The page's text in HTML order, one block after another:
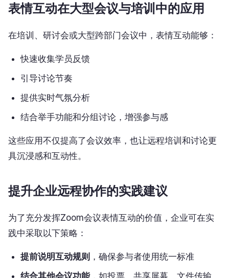
表情互动在大型会议与培训中的应用
在培训、研讨会或大型跨部门会议中，表情互动能够：
快速收集学员反馈
引导讨论节奏
提供实时气氛分析
结合举手功能和分组讨论，增强参与感
这些应用不仅提高了会议效率，也让远程培训和讨论更
具沉浸感和互动性。
提升企业远程协作的实践建议
为了充分发挥Zoom会议表情互动的价值，企业可在实
践中采取以下策略：
提前说明互动规则 ，确保参与者使用统一标准
结合其他会议功能，如投票、共享屏幕、文件传输